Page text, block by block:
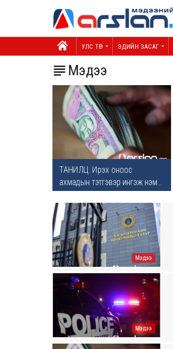
УЛС ТӨР ЭДИЙН ЗАСАГ
 Мэдээ
ТАНИЛЦ: Ирэх оноос
ахмадын тэтгэвэр ингэж нэм...
Мэдээ
Мэдээ